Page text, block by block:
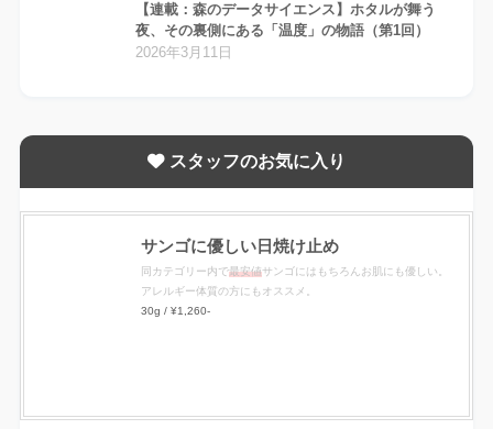
【連載：森のデータサイエンス】ホタルが舞う
夜、その裏側にある「温度」の物語（第1回）
2026年3月11日
スタッフのお気に入り
サンゴに優しい日焼け止め
同カテゴリー内で最安値サンゴにはもちろんお肌にも優しい。
アレルギー体質の方にもオススメ。
30g / ¥1,260-